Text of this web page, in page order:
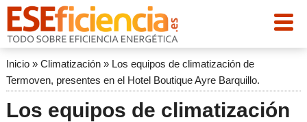
Inicio» Climatización» Los equipos de climatización de
Termoven, presentes en el Hotel Boutique Ayre Barquillo.
Los equipos de climatización